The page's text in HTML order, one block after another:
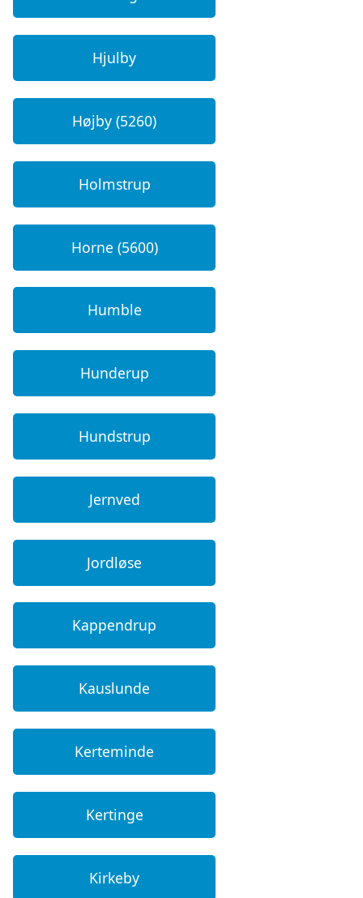
Hjulby
Højby (5260)
Holmstrup
Horne (5600)
Humble
Hunderup
Hundstrup
Jernved
Jordløse
Kappendrup
Kauslunde
Kerteminde
Kertinge
Kirkeby